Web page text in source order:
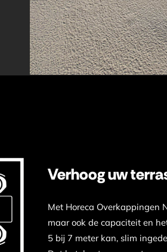
Verhoog uw
Met Horeca Overkappingen
maar ook de capaciteit en
5 bij 7 meter kan, slim